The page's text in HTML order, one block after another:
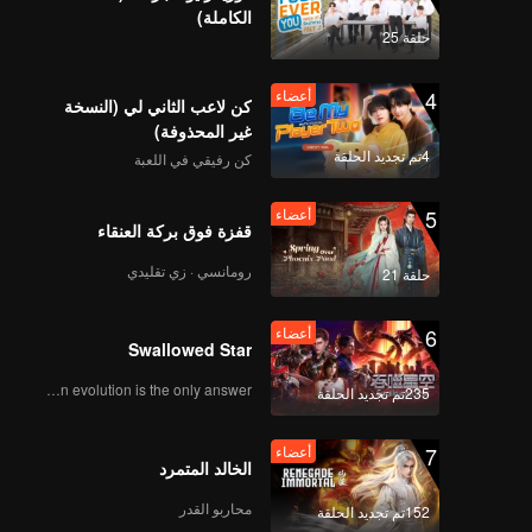
حلقة 25
الكاملة)
4
4تم تجديد الحلقة
أعضاء
كن لاعب الثاني لي (النسخة
غير المحذوفة)
كن رفيقي في اللعبة
5
حلقة 21
أعضاء
قفزة فوق بركة العنقاء
رومانسي · زي تقليدي
6
235تم تجديد الحلقة
أعضاء
Swallowed Star
Human evolution is the only answer.
7
152تم تجديد الحلقة
أعضاء
الخالد المتمرد
محاربو القدر